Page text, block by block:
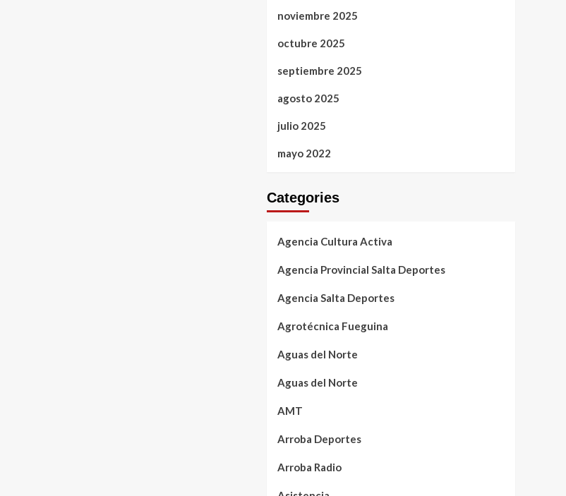
noviembre 2025
octubre 2025
septiembre 2025
agosto 2025
julio 2025
mayo 2022
Categories
Agencia Cultura Activa
Agencia Provincial Salta Deportes
Agencia Salta Deportes
Agrotécnica Fueguina
Aguas del Norte
Aguas del Norte
AMT
Arroba Deportes
Arroba Radio